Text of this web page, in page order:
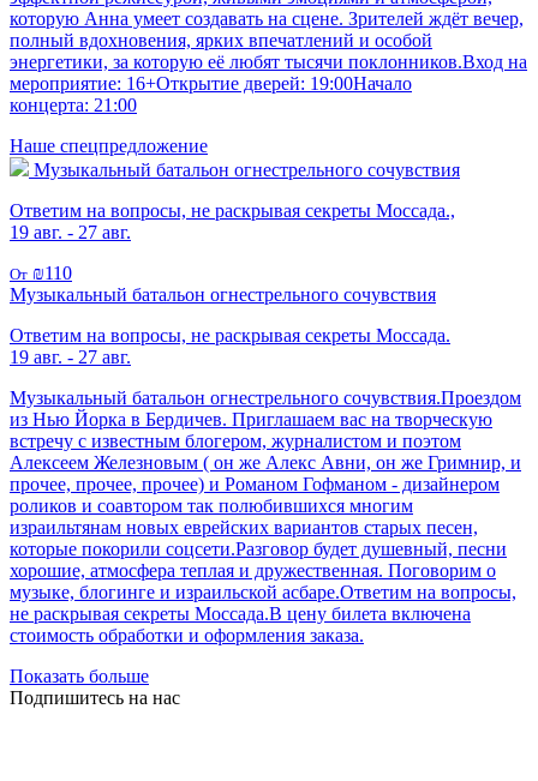
которую Анна умеет создавать на сцене. Зрителей ждёт вечер,
полный вдохновения, ярких впечатлений и особой
энергетики, за которую её любят тысячи поклонников.Вход на
мероприятие: 16+Открытие дверей: 19:00Начало
концерта: 21:00
Наше спецпредложение
Музыкальный батальон огнестрельного сочувствия
Ответим на вопросы, не раскрывая секреты Моссада.,
19 авг. - 27 авг.
От ₪110
Музыкальный батальон огнестрельного сочувствия
Ответим на вопросы, не раскрывая секреты Моссада.
19 авг. - 27 авг.
Музыкальный батальон огнестрельного сочувствия.Проездом
из Нью Йорка в Бердичев. Приглашаем вас на творческую
встречу с известным блогером, журналистом и поэтом
Алексеем Железновым ( он же Алекс Авни, он же Гримнир, и
прочее, прочее, прочее) и Романом Гофманом - дизайнером
роликов и соавтором так полюбившихся многим
израильтянам новых еврейских вариантов старых песен,
которые покорили соцсети.Разговор будет душевный, песни
хорошие, атмосфера теплая и дружественная. Поговорим о
музыке, блогинге и израильской асбаре.Ответим на вопросы,
не раскрывая секреты Моссада.В цену билета включена
стоимость обработки и оформления заказа.
Показать больше
Подпишитесь на нас